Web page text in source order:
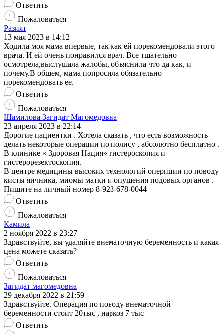
Ответить
Пожаловаться
Разият
13 мая 2023 в 14:12
Ходила моя мама впервые, так как ей порекомендовали этого
врача. И ей очень понравился врач. Все тщательно
осмотрела,выслушала жалобы, объяснила что да как, и
почему.В общем, мама попросила обязательно
порекомендовать ее.
Ответить
Пожаловаться
Шамилова Загидат Магомедовна
23 апреля 2023 в 22:14
Дорогие пациентки . Хотела сказать , что есть возможность
делать некоторые операции по полису , абсолютно бесплатно .
В клинике « Здоровая Нация» гистероскопия и
гистерорезектоскопия.
В центре медицины высоких технологий оперпции по поводу
кисты яичника, миомы матки и опущения подовых органов .
Пишите на личный номер 8-928-678-0044
Ответить
Пожаловаться
Камила
2 ноября 2022 в 23:27
Здравствуйте, вы удаляйте внематочную беременность и какая
цена можете сказать?
Ответить
Пожаловаться
Загидат магомедовна
29 декабря 2022 в 21:59
Здравствуйте. Операция по поводу внематочной
беременности стоит 20тыс , наркоз 7 тыс
Ответить